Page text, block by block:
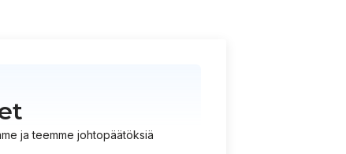
ja teemme johtopäätöksiä